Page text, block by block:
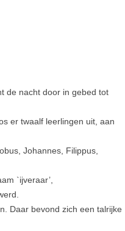
de nacht door in gebed tot
er twaalf leerlingen uit, aan
Johannes, Filippus,
`ijve­raar’,
Daar bevond zich een talrijke